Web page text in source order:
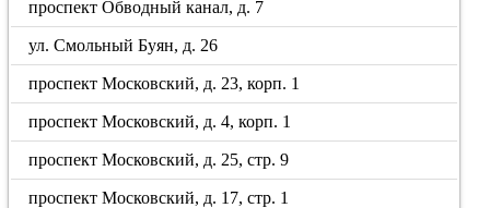
проспект Обводный канал, д. 7
ул. Смольный Буян, д. 26
проспект Московский, д. 23, корп. 1
проспект Московский, д. 4, корп. 1
проспект Московский, д. 25, стр. 9
проспект Московский, д. 17, стр. 1